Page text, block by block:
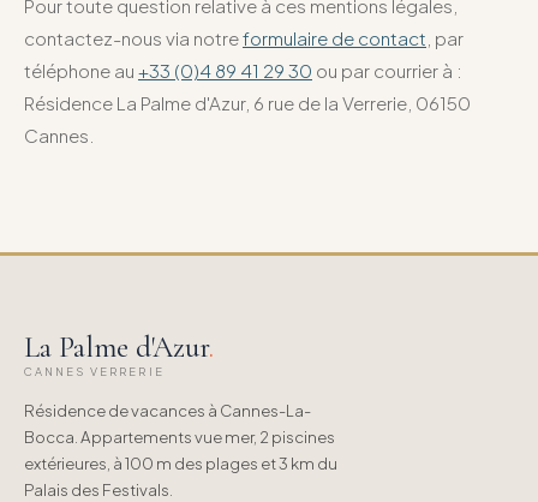
Pour toute question relative à ces mentions légales,
contactez-nous via notreformulaire de contact , par
téléphone au +33 (0)4 89 41 29 30 ou par courrier à :
Résidence La Palme d'Azur, 6 rue de la Verrerie, 06150
Cannes.
La Palme d'Azur.
CANNES VERRERIE
Résidence de vacances à Cannes-La-
Bocca. Appartements vue mer, 2 piscines
extérieures, à 100 m des plages et 3 km du
Palais des Festivals.